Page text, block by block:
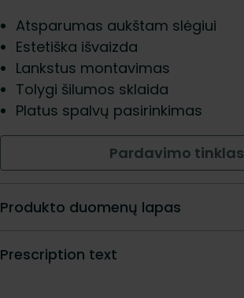
Atsparumas aukštam slėgiui
Estetiška išvaizda
Lankstus montavimas
Tolygi šilumos sklaida
Platus spalvų pasirinkimas
Pardavimo tinklas
Produkto duomenų lapas
Prescription text